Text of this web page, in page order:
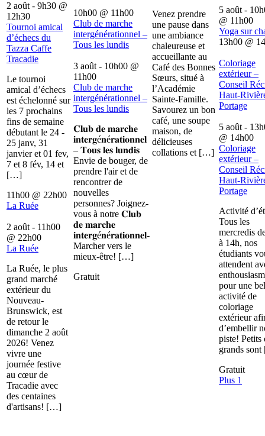
2 août - 9h30 @
12h30
Tournoi amical
d’échecs du
Tazza Caffe
Tracadie
Le tournoi
amical d’échecs
est échelonné sur
les 7 prochains
fins de semaine
débutant le 24 -
25 janv, 31
janvier et 01 fev,
7 et 8 fév, 14 et
[…]
11h00 @ 22h00
La Ruée
2 août - 11h00
@ 22h00
La Ruée
La Ruée, le plus
grand marché
extérieur du
Nouveau-
Brunswick, est
de retour le
dimanche 2 août
2026! Venez
vivre une
journée festive
au cœur de
Tracadie avec
des centaines
d'artisans! […]
10h00 @ 11h00
Club de marche
intergénérationnel –
Tous les lundis
3 août - 10h00 @
11h00
Club de marche
intergénérationnel –
Tous les lundis
𝐂𝐥𝐮𝐛 𝐝𝐞 𝐦𝐚𝐫𝐜𝐡𝐞
𝐢𝐧𝐭𝐞𝐫𝐠é𝐧é𝐫𝐚𝐭𝐢𝐨𝐧𝐧𝐞𝐥
– 𝐓𝐨𝐮𝐬 𝐥𝐞𝐬 𝐥𝐮𝐧𝐝𝐢𝐬
Envie de bouger, de
prendre l'air et de
rencontrer de
nouvelles
personnes? Joignez-
vous à notre 𝐂𝐥𝐮𝐛
𝐝𝐞 𝐦𝐚𝐫𝐜𝐡𝐞
𝐢𝐧𝐭𝐞𝐫𝐠é𝐧é𝐫𝐚𝐭𝐢𝐨𝐧𝐧𝐞𝐥-
Marcher vers le
mieux-être! […]
Gratuit
Venez prendre
une pause dans
une ambiance
chaleureuse et
accueillante au
Café des Bonnes
Sœurs, situé à
l’Académie
Sainte-Famille.
Savourez un bon
café, une soupe
maison, de
délicieuses
collations et […]
5 août -
@ 11h00
Yoga sur
13h00 @
Coloriage
extérieur –
Conseil
Haut-
Portage
5 août -
@ 14h00
Coloriage
extérieur –
Conseil
Haut-
Portage
Activité
Tous les
mercredis
à 14h, nos
étudiants
attendent
pour une
activité de
coloriage
extérieur
d’embellir
piste! Petits
grands
Gratuit
Plus 1